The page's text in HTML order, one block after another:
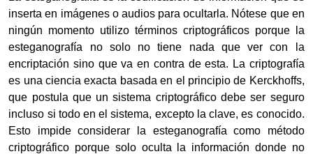
inserta en imágenes o audios para ocultarla. Nótese que en
ningún momento utilizo términos criptográficos porque la
esteganografía no solo no tiene nada que ver con la
encriptación sino que va en contra de esta. La criptografía
es una ciencia exacta basada en el principio de Kerckhoffs,
que postula que un sistema criptográfico debe ser seguro
incluso si todo en el sistema, excepto la clave, es conocido.
Esto impide considerar la esteganografía como método
criptográfico porque solo oculta la información donde no